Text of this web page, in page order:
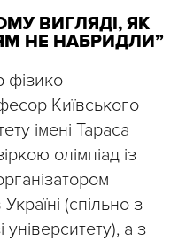
ВИГЛЯДІ, ЯК
НЕ НАБРИДЛИ”
фізико-
Київського
імені Тараса
олімпіад із
(спільно з
а з